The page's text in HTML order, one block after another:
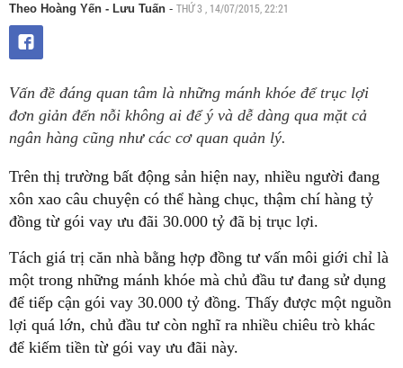
Theo Hoàng Yến - Lưu Tuấn - THỨ 3 , 14/07/2015, 22:21
Vấn đề đáng quan tâm là những mánh khóe để trục lợi
đơn giản đến nỗi không ai để ý và dễ dàng qua mặt cả
ngân hàng cũng như các cơ quan quản lý.
Trên thị trường bất động sản hiện nay, nhiều người đang
xôn xao câu chuyện có thể hàng chục, thậm chí hàng tỷ
đồng từ gói vay ưu đãi 30.000 tỷ đã bị trục lợi.
Tách giá trị căn nhà bằng hợp đồng tư vấn môi giới chỉ là
một trong những mánh khóe mà chủ đầu tư đang sử dụng
để tiếp cận gói vay 30.000 tỷ đồng. Thấy được một nguồn
lợi quá lớn, chủ đầu tư còn nghĩ ra nhiều chiêu trò khác
để kiếm tiền từ gói vay ưu đãi này.